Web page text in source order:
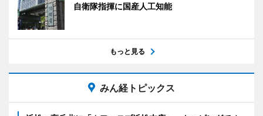
自衛隊指揮に国産人工知能
もっと見る
みん経トピックス